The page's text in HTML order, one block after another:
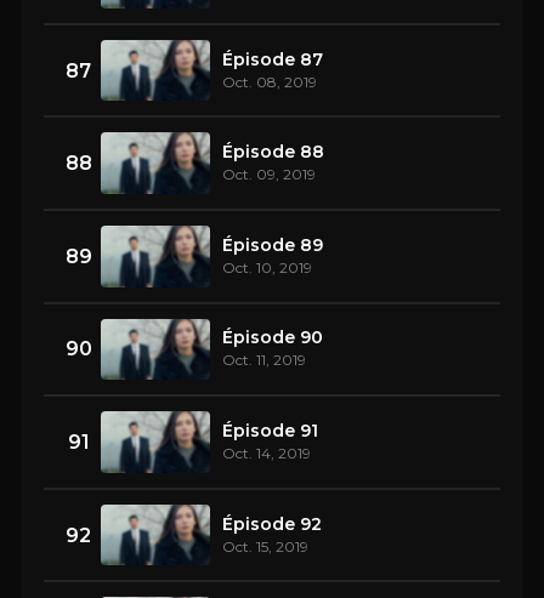
87 Épisode 87
Oct. 08, 2019
88 Épisode 88
Oct. 09, 2019
89 Épisode 89
Oct. 10, 2019
90 Épisode 90
Oct. 11, 2019
91 Épisode 91
Oct. 14, 2019
92 Épisode 92
Oct. 15, 2019